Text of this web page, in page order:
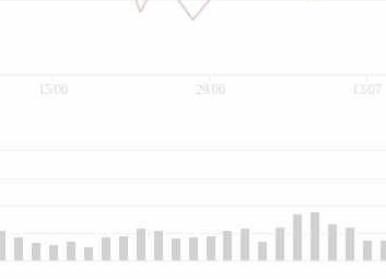
15/06 29/06 13/07